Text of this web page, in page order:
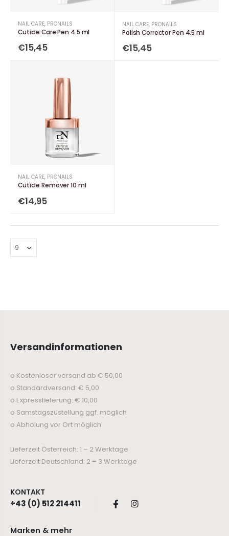
NAIL CARE, PRONAILS
Cuticle Care Pen 4.5 ml
€15,45
NAIL CARE, PRONAILS
Polish Corrector Pen 4.5 ml
€15,45
NAIL CARE, PRONAILS
Cuticle Remover 10 ml
€14,95
Versandinformationen
o Kostenloser versand ab € 50,00
o Standardversand: € 5,00
o Expresslieferung: € 10,00
o Samstagszustellung ggf. möglich
o Abholung vor Ort möglich
Lieferzeit Österreich: 1 – 2 Werktage
Lieferzeit Deutschland: 2 – 3 Werktage
KONTAKT
+43 (0) 512 214411
Marken & mehr